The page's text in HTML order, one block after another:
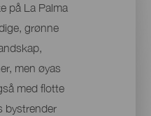
på La Palma
grønne
men øyas
med flotte
bystrender